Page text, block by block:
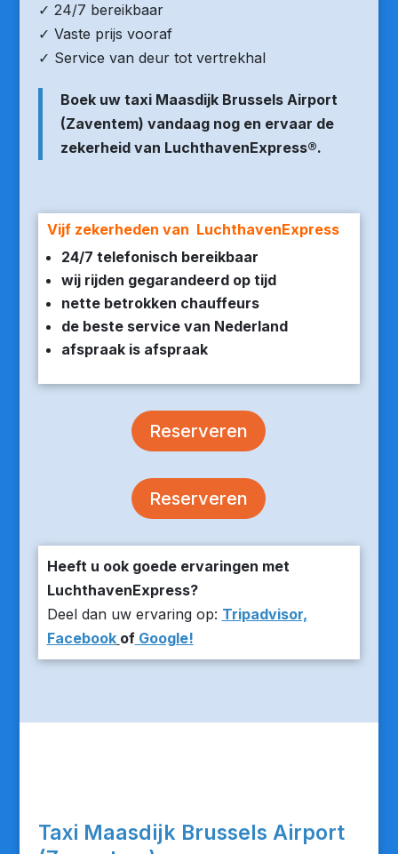
✓ 24/7 bereikbaar
✓ Vaste prijs vooraf
✓ Service van deur tot vertrekhal
Boek uw taxi Maasdijk Brussels Airport
(Zaventem) vandaag nog en ervaar de
zekerheid van LuchthavenExpress®.
Vijf zekerheden van LuchthavenExpress
24/7 telefonisch bereikbaar
wij rijden gegarandeerd op tijd
nette betrokken chauffeurs
de beste service van Nederland
afspraak is afspraak
Reserveren
Reserveren
Heeft u ook goede ervaringen met
LuchthavenExpress?
Deel dan uw ervaring op: Tripadvisor,
Facebook ofGoogle!
Taxi Maasdijk Brussels Airport